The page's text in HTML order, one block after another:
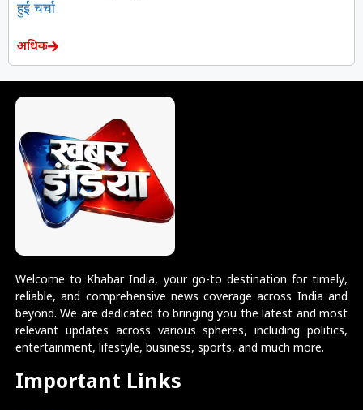
अधिक
Welcome to Khabar India, your go-to destination for timely,
reliable, and comprehensive news coverage across India and
beyond. We are dedicated to bringing you the latest and most
relevant updates across various spheres, including politics,
entertainment, lifestyle, business, sports, and much more.
Important Links